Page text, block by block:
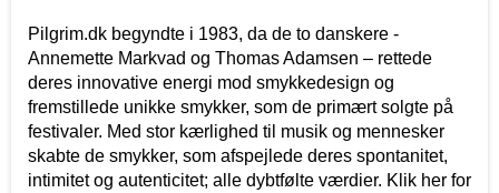
Pilgrim.dk begyndte i 1983, da de to danskere -
Annemette Markvad og Thomas Adamsen – rettede
deres innovative energi mod smykkedesign og
fremstillede unikke smykker, som de primært solgte på
festivaler. Med stor kærlighed til musik og mennesker
skabte de smykker, som afspejlede deres spontanitet,
intimitet og autenticitet; alle dybtfølte værdier. Klik her for